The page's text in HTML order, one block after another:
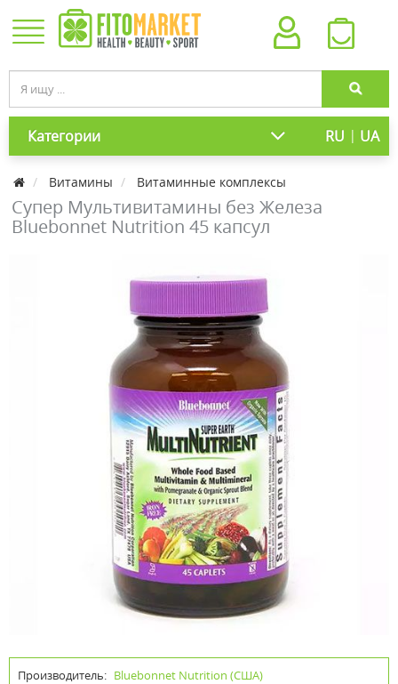
Категории RU | UA
Витамины Витаминные комплексы
Супер Мультивитамины без Железа
Bluebonnet Nutrition 45 капсул
Производитель: Bluebonnet Nutrition (США)